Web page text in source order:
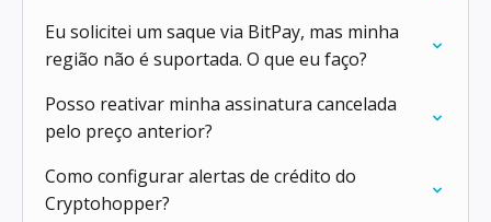
Eu solicitei um saque via BitPay, mas minha
região não é suportada. O que eu faço?
Posso reativar minha assinatura cancelada
pelo preço anterior?
Como configurar alertas de crédito do
Cryptohopper?